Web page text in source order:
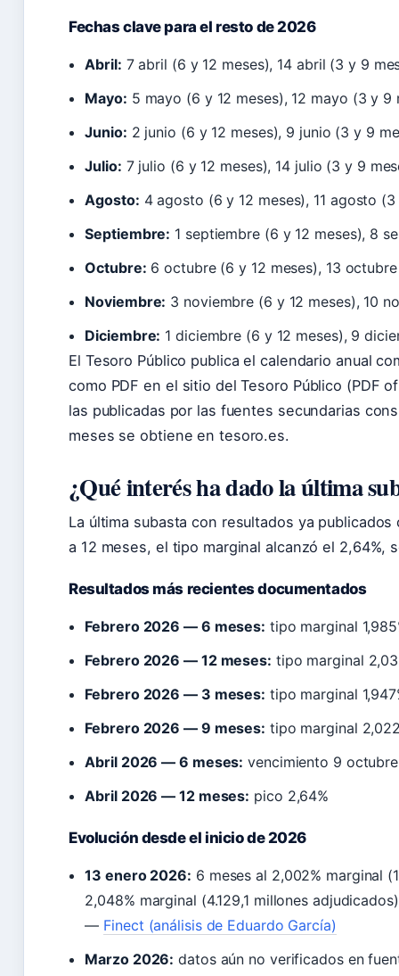
Fechas clave para el resto de 2026
Abril: 7 abril (6 y 12 meses), 14 abril (3 y 9
Mayo: 5 mayo (6 y 12 meses), 12 mayo (3 y 9
Junio: 2 junio (6 y 12 meses), 9 junio (3 y 9
Julio: 7 julio (6 y 12 meses), 14 julio (3 y 9
Agosto: 4 agosto (6 y 12 meses), 11 agosto
Septiembre: 1 septiembre (6 y 12 meses), 8
Octubre: 6 octubre (6 y 12 meses), 13
Noviembre: 3 noviembre (6 y 12 meses), 10
Diciembre: 1 diciembre (6 y 12 meses), 9
El Tesoro Público publica el calendario anual
como PDF en el sitio del Tesoro Público (PDF
las publicadas por las fuentes secundarias
meses se obtiene en tesoro.es.
¿Qué interés ha dado la última
La última subasta con resultados ya
a 12 meses, el tipo marginal alcanzó el 2,64%,
Resultados más recientes documentados
Febrero 2026 — 6 meses: tipo marginal
Febrero 2026 — 12 meses: tipo marginal
Febrero 2026 — 3 meses: tipo marginal
Febrero 2026 — 9 meses: tipo marginal
Abril 2026 — 6 meses: vencimiento 9
Abril 2026 — 12 meses: pico 2,64%
Evolución desde el inicio de 2026
13 enero 2026: 6 meses al 2,002% marginal
2,048% marginal (4.129,1 millones
— Finect (análisis de Eduardo García)
Marzo 2026: datos aún no verificados en